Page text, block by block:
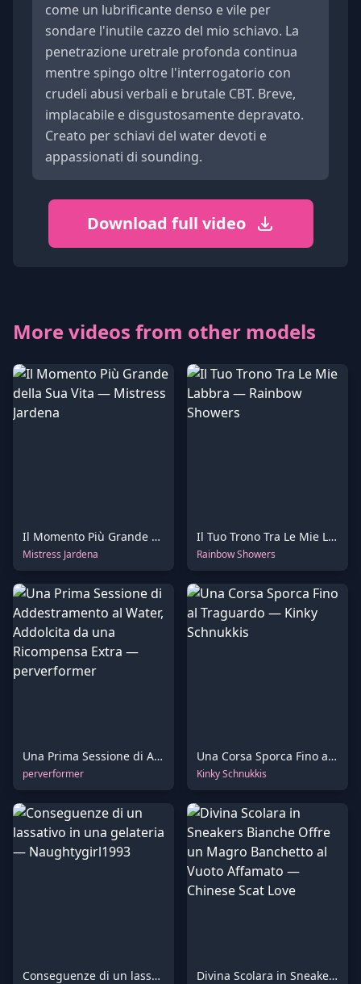
come un lubrificante denso e vile per
sondare l'inutile cazzo del mio schiavo. La
penetrazione uretrale profonda continua
mentre spingo oltre l'interrogatorio con
crudeli abusi verbali e brutale CBT. Breve,
implacabile e disgustosamente depravato.
Creato per schiavi del water devoti e
appassionati di sounding.
Download full video
More videos from other models
Il Momento Più Grande della Sua Vita
Mistress Jardena
Il Tuo Trono Tra Le Mie Labbra
Rainbow Showers
Una Prima Sessione di Addestramento al Water, Addolcita da una Ricompensa Extra
perverformer
Una Corsa Sporca Fino al Traguardo
Kinky Schnukkis
Conseguenze di un lassativo in una gelateria Divina Scolara in Sneakers Bianche Offre un Magro Banchetto al Vuoto Affamato